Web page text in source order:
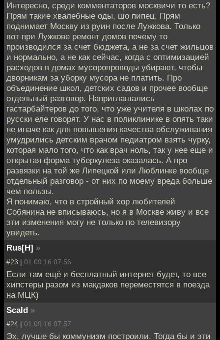
Интересно, среди комментаторов москвичи то есть?
Прям такие хвалебные оды, шо пипец. Прям
поднимает Москву из руин после Лужкова. Только
вот при Лужкове ремонт домов почему то
производился за счет бюджета, а не за счет жильцов
и нормально, а не как сейчас, когда с оптимизацией
расходов в домах мусоропроводы убирают, чтобы
дворникам за уборку мусора не платить. Про
объединение школ, детских садов и прочее вообще
отдельный разговор. Наприглашались
гастарбайтеров до того, что уже учителя в школах по
русски еле говорят. У нас в поликлинике в опять таки
не иначе как для повышения качества обслуживания
умудрились детским врачом педиатром взять чурку,
которая мало того, что как врач ноль, так у нее еще и
открытая форма туберкулеза оказалась. А про
развязки на той же Липецкой или Люблинке вообще
отдельный разговор - от них по моему вреда больше
чем пользы.
Я понимаю, что в стройный хор любителей
Собянина не вписываюсь, но я в Москве живу и все
эти изменения могу не только по телевизору
увидеть.
Rus[H] »
#23 | 01.09.16 07:56
Если там ещё и бесплатный интернет будет, то все
хипстеры разом из макдаков переместятся в поезда
на МЦК)
Scald »
#24 | 01.09.16 07:57
Эх, лучше бы коммунизм построили. Тогда бы и эти